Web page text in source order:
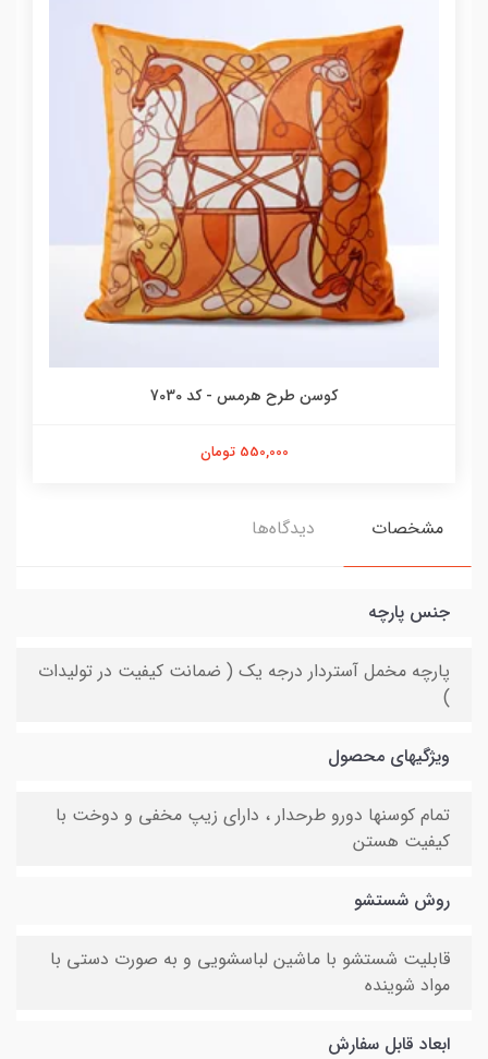
کوسن طرح هرمس - کد 7030
550,000 تومان
مشخصات دیدگاه‌ها
جنس پارچه
پارچه مخمل آستردار درجه یک ( ضمانت کیفیت در تولیدات
)
ویژگیهای محصول
تمام کوسنها دورو طرحدار ، دارای زیپ مخفی و دوخت با
کیفیت هستن
روش شستشو
قابلیت شستشو با ماشین لباسشویی و به صورت دستی با
مواد شوینده
ابعاد قابل سفارش